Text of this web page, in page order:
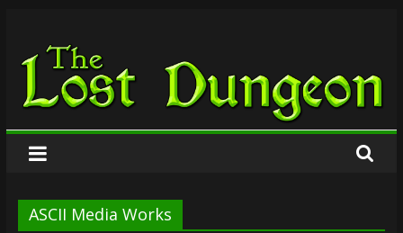
springen
The
Lost
Dungeon
ASCII Media Works